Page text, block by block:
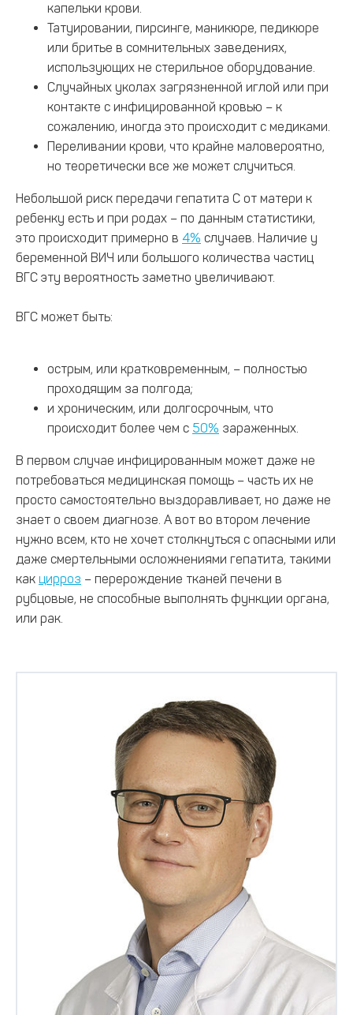
капельки крови.
Татуировании, пирсинге, маникюре, педикюре
или бритье в сомнительных заведениях,
использующих не стерильное оборудование.
Случайных уколах загрязненной иглой или при
контакте с инфицированной кровью – к
сожалению, иногда это происходит с медиками.
Переливании крови, что крайне маловероятно,
но теоретически все же может случиться.
Небольшой риск передачи гепатита С от матери к
ребенку есть и при родах – по данным статистики,
это происходит примерно в 4% случаев. Наличие у
беременной ВИЧ или большого количества частиц
ВГС эту вероятность заметно увеличивают.
ВГС может быть:
острым, или кратковременным, – полностью
проходящим за полгода;
и хроническим, или долгосрочным, что
происходит более чем с 50% зараженных.
В первом случае инфицированным может даже не
потребоваться медицинская помощь – часть их не
просто самостоятельно выздоравливает, но даже не
знает о своем диагнозе. А вот во втором лечение
нужно всем, кто не хочет столкнуться с опасными или
даже смертельными осложнениями гепатита, такими
как цирроз – перерождение тканей печени в
рубцовые, не способные выполнять функции органа,
или рак.